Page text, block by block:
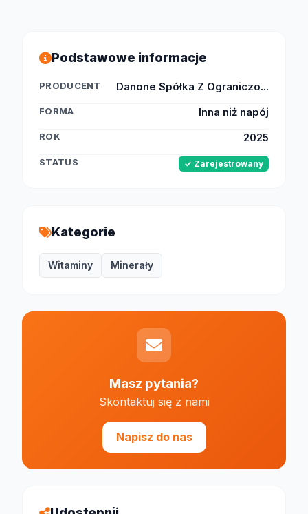
Podstawowe informacje
PRODUCENT Danone Spółka Z Ograniczo...
FORMA Inna niż napój
ROK 2025
STATUS ✓ Zarejestrowany
Kategorie
Witaminy Minerały
Masz pytania?
Skontaktuj się z nami
Napisz do nas